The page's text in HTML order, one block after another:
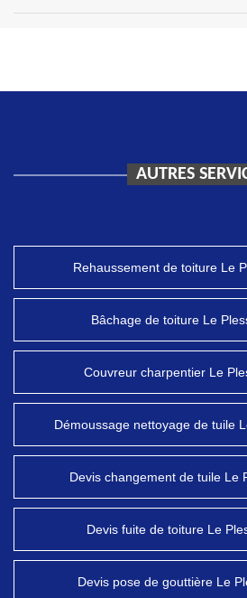
AUTRES
Rehaussement de toiture Le
Bâchage de toiture Le
Couvreur charpentier Le
Démoussage nettoyage de tuile
Devis changement de tuile Le
Devis fuite de toiture Le
Devis pose de gouttière Le